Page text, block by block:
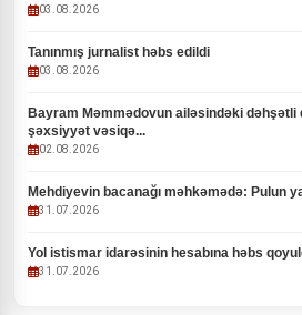
03.08.2026
Tanınmış jurnalist həbs edildi
03.08.2026
Bayram Məmmədovun ailəsindəki dəhşətli
şəxsiyyət vəsiqə...
02.08.2026
Mehdiyevin bacanağı məhkəmədə: Pulun
31.07.2026
Yol istismar idarəsinin hesabına həbs
31.07.2026